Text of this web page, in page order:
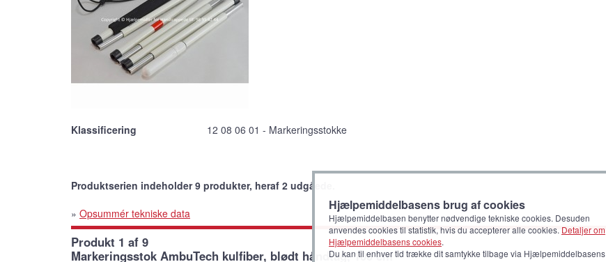
Klassificering 12 08 06 01 - Markeringsstokke
Produktserien indeholder 9 produkter, heraf 2 udgåede.
» Opsummér tekniske data
Produkt 1 af 9
Markeringsstok AmbuTech kulfiber, blødt håndtag, 100 cm
Hjælpemiddelbasens brug af cookies
Hjælpemiddelbasen benytter nødvendige tekniske cookies. Desuden
anvendes cookies til statistik, hvis du accepterer alle cookies. Detaljer om
Hjælpemiddelbasens cookies.
Du kan til enhver tid trække dit samtykke tilbage via Hjælpemiddelbasens